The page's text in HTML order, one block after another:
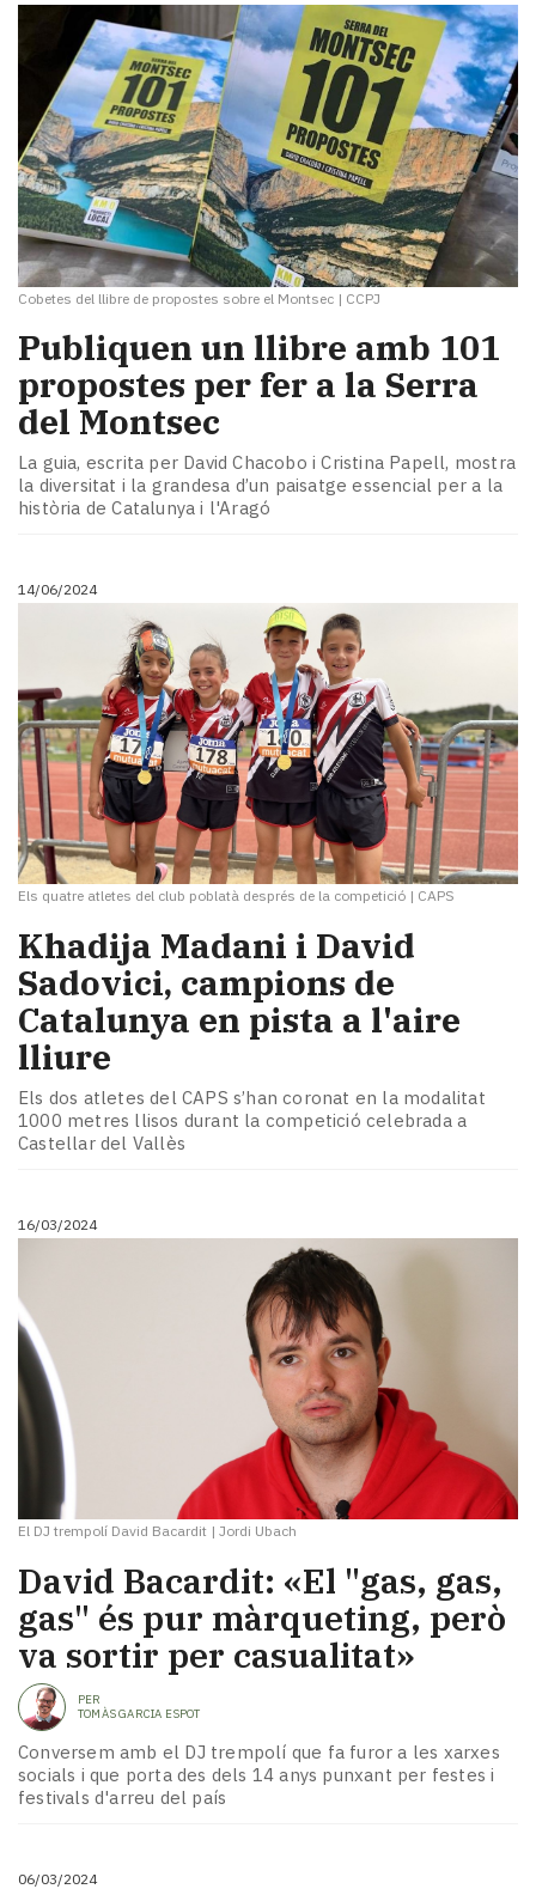
Cobetes del llibre de propostes sobre el Montsec | CCPJ
Publiquen un llibre amb 101
propostes per fer a la Serra
del Montsec
La guia, escrita per David Chacobo i Cristina Papell, mostra
la diversitat i la grandesa d’un paisatge essencial per a la
història de Catalunya i l'Aragó
14/06/2024
Els quatre atletes del club poblatà després de la competició | CAPS
Khadija Madani i David
Sadovici, campions de
Catalunya en pista a l'aire
lliure
Els dos atletes del CAPS s’han coronat en la modalitat
1000 metres llisos durant la competició celebrada a
Castellar del Vallès
16/03/2024
El DJ trempolí David Bacardit | Jordi Ubach
David Bacardit: «El "gas, gas,
gas" és pur màrqueting, però
va sortir per casualitat»
PER
TOMÀS GARCIA ESPOT
Conversem amb el DJ trempolí que fa furor a les xarxes
socials i que porta des dels 14 anys punxant per festes i
festivals d'arreu del país
06/03/2024